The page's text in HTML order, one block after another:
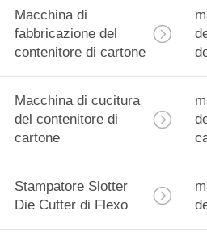
Macchina di
fabbricazione del
contenitore di cartone
Macchina di cucitura
del contenitore di
cartone
Stampatore Slotter
Die Cutter di Flexo